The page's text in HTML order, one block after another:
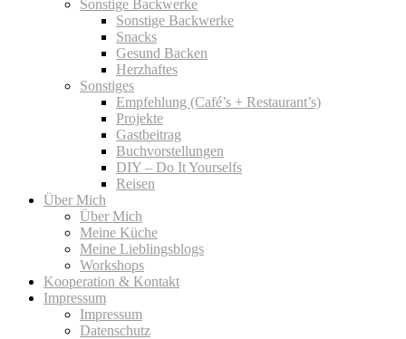
Sonstige Backwerke
Sonstige Backwerke
Snacks
Gesund Backen
Herzhaftes
Sonstiges
Empfehlung (Café’s + Restaurant’s)
Projekte
Gastbeitrag
Buchvorstellungen
DIY – Do It Yourselfs
Reisen
Über Mich
Über Mich
Meine Küche
Meine Lieblingsblogs
Workshops
Kooperation & Kontakt
Impressum
Impressum
Datenschutz